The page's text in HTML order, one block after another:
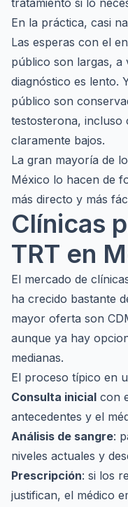
tratamiento si lo
En la práctica, casi
Las esperas con el
público son largas, a
diagnóstico es lento.
público son
testosterona, incluso
claramente bajos.
La gran mayoría de
México lo hacen de
más directo y más
Clínicas
TRT en
El mercado de
ha crecido bastante
mayor oferta son
aunque ya hay
medianas.
El proceso típico en
Consulta inicial con
antecedentes y el
Análisis de sangre:
niveles actuales y
Prescripción: si los
justifican, el médico